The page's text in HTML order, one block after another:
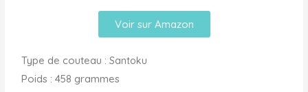
Voir sur Amazon
Type de couteau :Santoku
Poids : 458 grammes